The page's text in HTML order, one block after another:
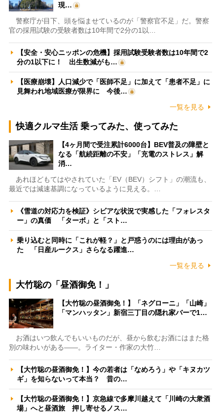
現…
警察庁が目下、頭を悩ませているのが「警察官不足」だ。警察
官の採用試験の受験者数は10年間で2分の1以…
【安全・安心ニッポンの危機】採用試験受験者数は10年間で2
分の1以下に！ 出生数減がも…
【医療崩壊】人口減少で「医師不足」に加えて「患者不足」に
見舞われ地域医療が限界に 今後…
一覧を見る
快適クルマ生活 乗ってみた、使ってみた
【4ヶ月間で受注累計6000台】BEV普及の障壁と
なる「航続距離の不安」「充電のストレス」解
消…
あれほどもてはやされていた「EV（BEV）シフト」の潮流も、
最近では減速基調になっているように見える。…
《雪道の対応力を検証》シビアな状況で実感した「フォレスタ
ー」の真価 「ターボ」と「スト…
乗り込むと同時に「これが軽？」と戸惑うのには理由があっ
た 「日産ルークス」さらなる躍進…
一覧を見る
大竹聡の「昼酒御免！」
【大竹聡の昼酒御免！】「ネグローニ」「山崎」
「マンハッタン」新宿三丁目の隠れ家バーで1…
お酒はいつ飲んでもいいものだが、昼から飲むお酒にはまた格
別の味わいがある――。ライター・作家の大竹…
【大竹聡の昼酒御免！】今の若者は「なめろう」や「キヌカツ
ギ」を知らないって本当？ 昔の…
【大竹聡の昼酒御免！】京急線で多摩川越えて「川崎の大衆酒
場」へと昼酒旅 押し寄せるノス…